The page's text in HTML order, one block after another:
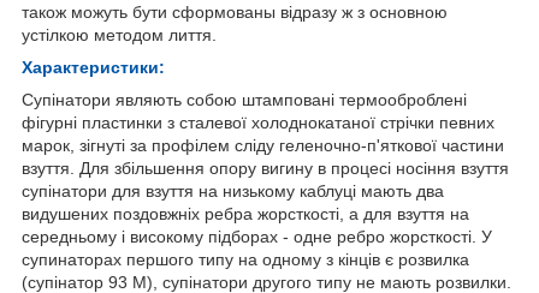
також можуть бути сформованы відразу ж з основною
устілкою методом лиття.
Характеристики:
Супінатори являють собою штамповані термооброблені
фігурні пластинки з сталевої холоднокатаної стрічки певних
марок, зігнуті за профілем сліду геленочно-п'яткової частини
взуття. Для збільшення опору вигину в процесі носіння взуття
супінатори для взуття на низькому каблуці мають два
видушених поздовжніх ребра жорсткості, а для взуття на
середньому і високому підборах - одне ребро жорсткості. У
супинаторах першого типу на одному з кінців є розвилка
(супінатор 93 М), супінатори другого типу не мають розвилки.